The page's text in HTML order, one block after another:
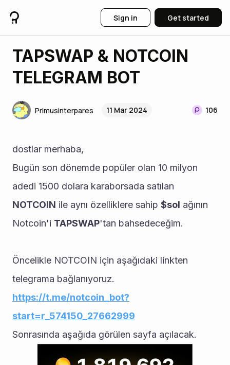
Sign in Get started
TAPSWAP & NOTCOIN
TELEGRAM BOT
Primusinterpares 11 Mar 2024 106
dostlar merhaba,
Bugün son dönemde popüler olan 10 milyon
NOTCOIN ile aynı özelliklere sahip $sol ağının
Notcoin'i TAPSWAP'tan bahsedeceğim.
Öncelikle NOTCOIN için aşağıdaki linkten
telegrama bağlanıyoruz.
https://t.me/notcoin_bot?
start=r_574150_27662999
Sonrasında aşağıda görülen sayfa açılacak.